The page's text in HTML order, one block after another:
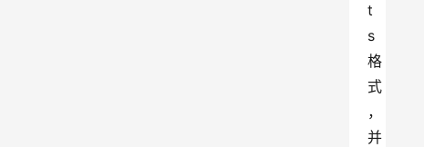
t
s
格
式
，
并